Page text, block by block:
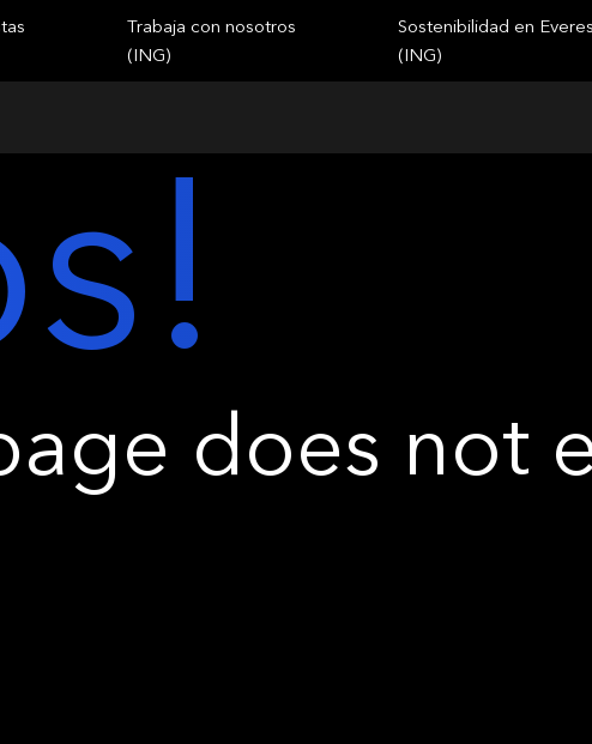
Trabaja con nosotros
(ING)
Sostenibilidad en
(ING)
does not